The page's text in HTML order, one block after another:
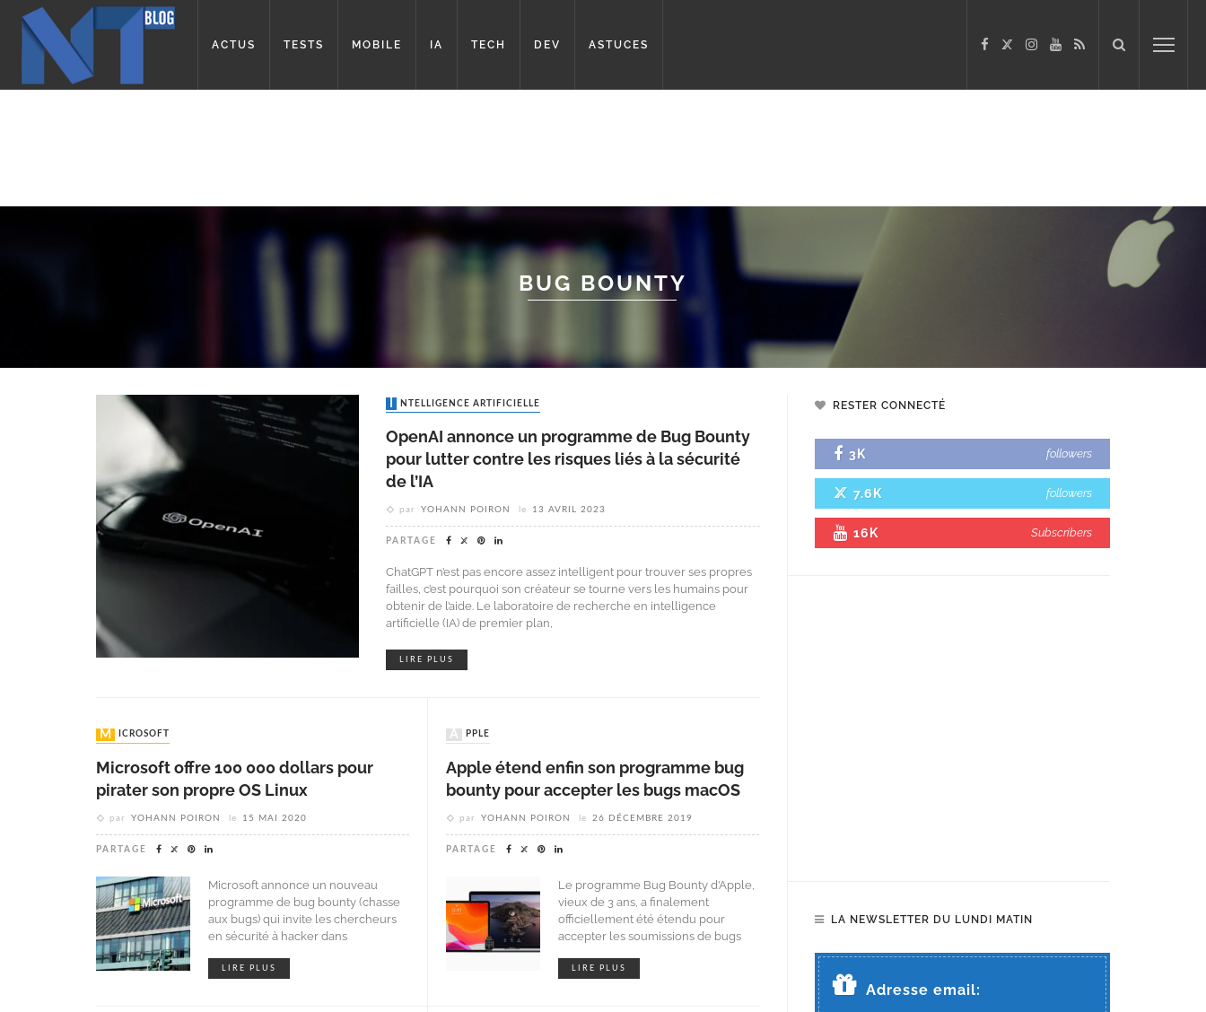
ACTUS TESTS MOBILE IA TECH DEV ASTUCES
BUG BOUNTY
INTELLIGENCE ARTIFICIELLE
OpenAI annonce un programme de Bug Bounty
pour lutter contre les risques liés à la sécurité
de l’IA
par YOHANN POIRON le 13 AVRIL 2023
PARTAGE
ChatGPT n’est pas encore assez intelligent pour trouver ses propres
failles, c’est pourquoi son créateur se tourne vers les humains pour
obtenir de l’aide. Le laboratoire de recherche en intelligence
artificielle (IA) de premier plan,
LIRE PLUS
MICROSOFT
Microsoft offre 100 000 dollars pour
pirater son propre OS Linux
par YOHANN POIRON le 15 MAI 2020
PARTAGE
Microsoft annonce un nouveau
programme de bug bounty (chasse
aux bugs) qui invite les chercheurs
en sécurité à hacker dans
LIRE PLUS
APPLE
Apple étend enfin son programme bug
bounty pour accepter les bugs macOS
par YOHANN POIRON le 26 DÉCEMBRE 2019
PARTAGE
Le programme Bug Bounty d’Apple,
vieux de 3 ans, a finalement
officiellement été étendu pour
accepter les soumissions de bugs
LIRE PLUS
RESTER CONNECTÉ
3K followers
7.6K followers
16K Subscribers
LA NEWSLETTER DU LUNDI MATIN
Adresse email: